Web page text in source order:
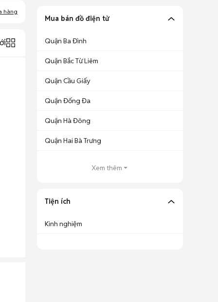
hàng
Mua bán đồ điện tử
Quận Ba Đình
Quận Bắc Từ Liêm
Quận Cầu Giấy
Quận Đống Đa
Quận Hà Đông
Quận Hai Bà Trưng
Xem thêm
Tiện ích
Kinh nghiệm